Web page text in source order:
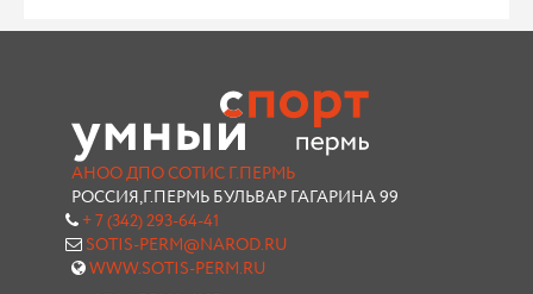
АНОО ДПО СОТИС Г.ПЕРМЬ
РОССИЯ,Г.ПЕРМЬ БУЛЬВАР ГАГАРИНА 99
+ 7 (342) 293-64-41
SOTIS-PERM@NAROD.RU
WWW.SOTIS-PERM.RU